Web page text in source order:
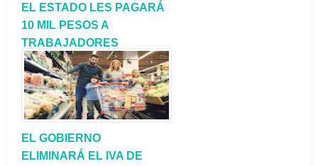
EL ESTADO LES PAGARÁ
10 MIL PESOS A
TRABAJADORES
INFORMALES Y
MONOTRIBUTISTAS
EL GOBIERNO
ELIMINARÁ EL IVA DE